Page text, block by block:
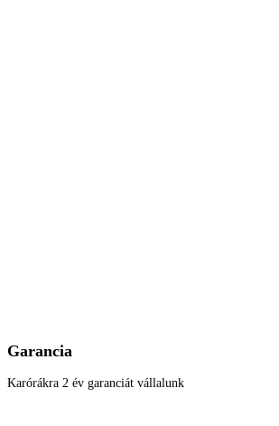
Garancia
Karórákra 2 év garanciát vállalunk